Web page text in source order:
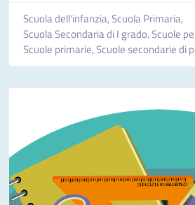
Scuola dell'infanzia,Scuola Primaria,
Scuola Secondaria di I grado,Scuole
Scuole primarie,Scuole secondarie di